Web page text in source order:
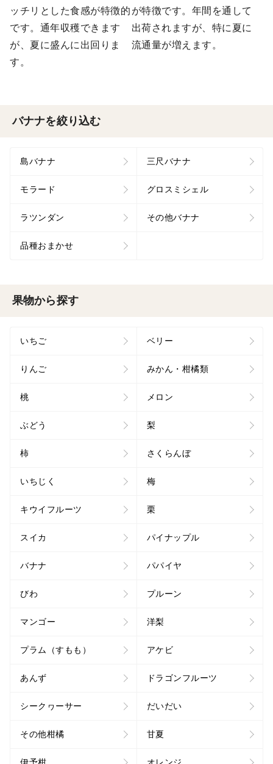
ッチリとした食感が特徴的
です。通年収穫できます
が、夏に盛んに出回りま
す。
が特徴です。年間を通して
出荷されますが、特に夏に
流通量が増えます。
バナナを絞り込む
島バナナ 三尺バナナ
モラード グロスミシェル
ラツンダン その他バナナ
品種おまかせ
果物から探す
いちご ベリー
りんご みかん・柑橘類
桃 メロン
ぶどう 梨
柿 さくらんぼ
いちじく 梅
キウイフルーツ 栗
スイカ パイナップル
バナナ パパイヤ
びわ プルーン
マンゴー 洋梨
プラム（すもも） アケビ
あんず ドラゴンフルーツ
シークヮーサー だいだい
その他柑橘 甘夏